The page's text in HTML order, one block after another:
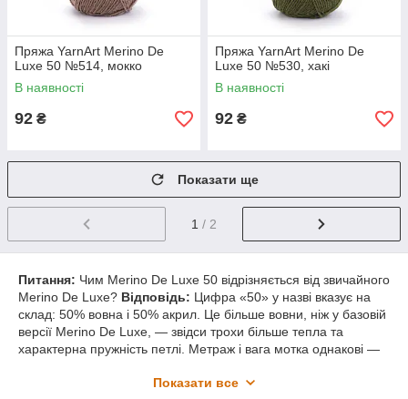
Пряжа YarnArt Merino De
Luxe 50 №514, мокко
В наявності
92 ₴
Пряжа YarnArt Merino De
Luxe 50 №530, хакі
В наявності
92 ₴
Показати ще
1 / 2
Питання: Чим Merino De Luxe 50 відрізняється від звичайного
Merino De Luxe? Відповідь: Цифра «50» у назві вказує на
склад: 50% вовна і 50% акрил. Це більше вовни, ніж у базовій
версії Merino De Luxe, — звідси трохи більше тепла та
характерна пружність петлі. Метраж і вага мотка однакові —
Скільки мотків потрібно на шапку й светр?
Показати все